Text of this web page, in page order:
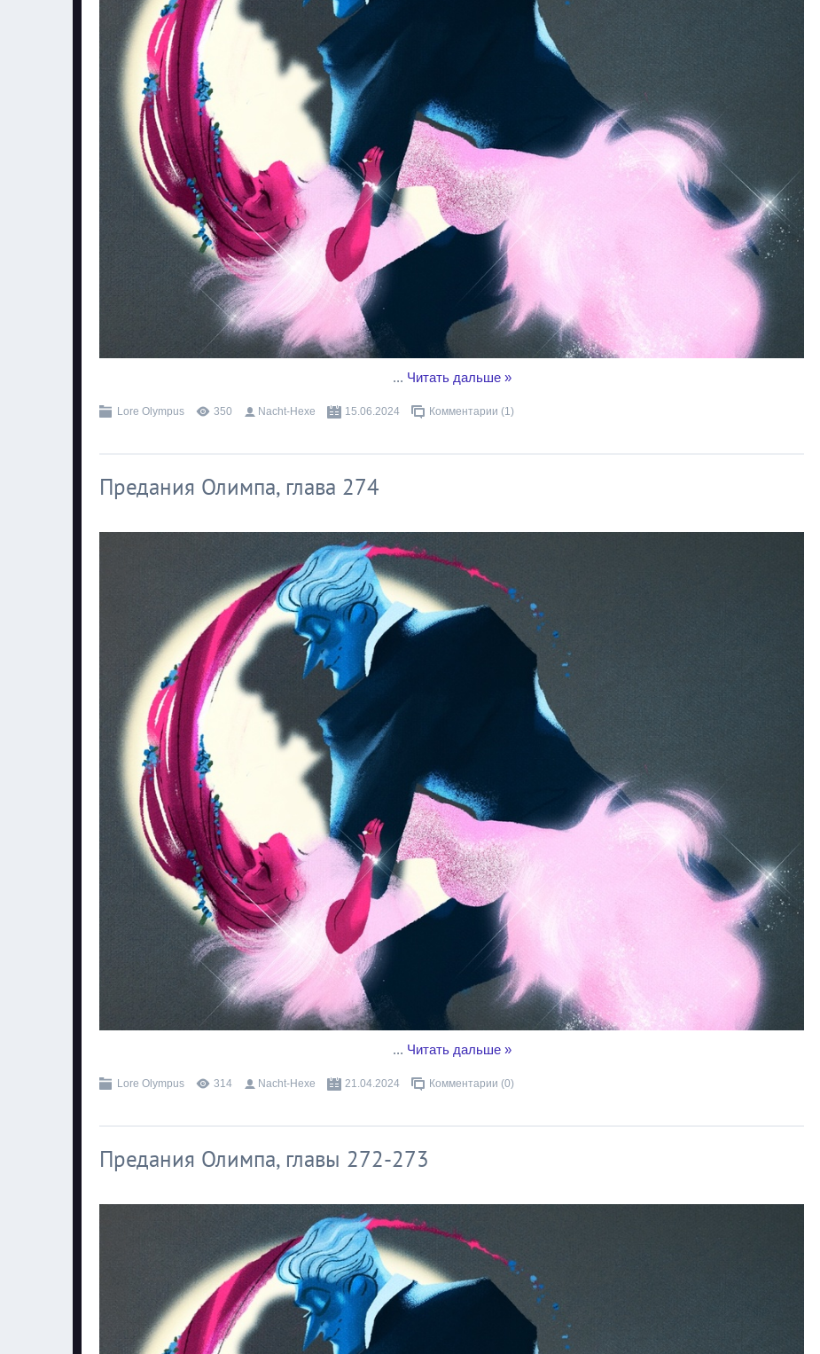
... Читать дальше »
Lore Olympus 350 Nacht-Hexe 15.06.2024 Комментарии (1)
Предания Олимпа, глава 274
... Читать дальше »
Lore Olympus 314 Nacht-Hexe 21.04.2024 Комментарии (0)
Предания Олимпа, главы 272-273